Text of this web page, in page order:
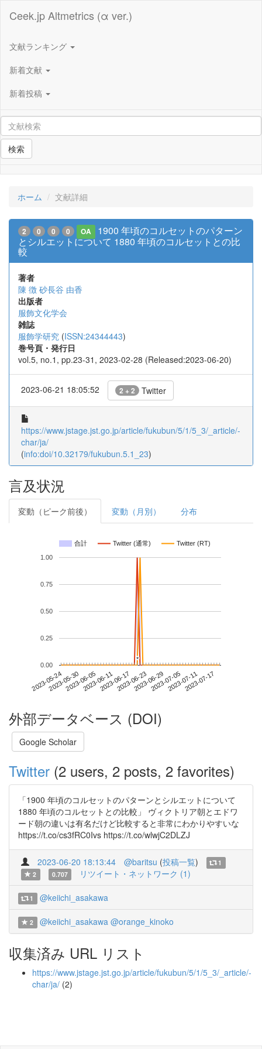
Ceek.jp Altmetrics (α ver.)
文献ランキング
新着文献
新着投稿
検索
ホーム 文献詳細
2 0 0 0 OA
1900 年頃のコルセットのパターン
とシルエットについて 1880 年頃のコルセットとの比
較
著者
陳 徴 砂長谷 由香
出版者
服飾文化学会
雑誌
服飾学研究 (ISSN:24344443)
巻号頁・発行日
vol.5, no.1, pp.23-31, 2023-02-28 (Released:2023-06-20)
2023-06-21 18:05:52 2 + 2 Twitter
https://www.jstage.jst.go.jp/article/fukubun/5/1/5_3/_article/-
char/ja/
(info:doi/10.32179/fukubun.5.1_23)
言及状況
変動（ピーク前後） 変動（月別） 分布
合計 Twitter (通常) Twitter (RT)
2023-05-242023-05-302023-06-052023-06-112023-06-172023-06-232023-06-292023-07-052023-07-112023-07-17
0.00
0.25
0.50
0.75
1.00
**
外部データベース (DOI)
Google Scholar
Twitter (2 users, 2 posts, 2 favorites)
「1900 年頃のコルセットのパターンとシルエットについて
1880 年頃のコルセットとの比較」 ヴィクトリア朝とエドワ
ード朝の違いは有名だけど比較すると非常にわかりやすいな
https://t.co/cs3fRC0Ivs https://t.co/wlwjC2DLZJ
2023-06-20 18:13:44 @baritsu (投稿一覧)
1
2
0.707 リツイート・ネットワーク (1)
1 @keiichi_asakawa
2 @keiichi_asakawa @orange_kinoko
収集済み URL リスト
https://www.jstage.jst.go.jp/article/fukubun/5/1/5_3/_article/-
char/ja/ (2)